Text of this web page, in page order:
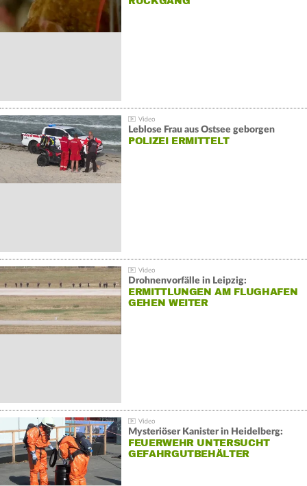
Leblose Frau aus Ostsee geborgen
POLIZEI ERMITTELT
Drohnenvorfälle in Leipzig:
ERMITTLUNGEN AM FLUGHAFEN
GEHEN WEITER
Mysteriöser Kanister in Heidelberg:
FEUERWEHR UNTERSUCHT
GEFAHRGUTBEHÄLTER